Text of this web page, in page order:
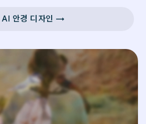
AI 안경 디자인 →